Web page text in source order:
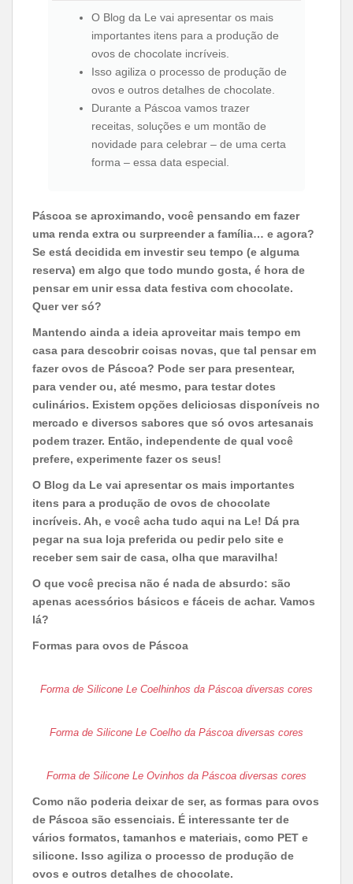
O Blog da Le vai apresentar os mais
importantes itens para a produção de
ovos de chocolate incríveis.
Isso agiliza o processo de produção de
ovos e outros detalhes de chocolate.
Durante a Páscoa vamos trazer
receitas, soluções e um montão de
novidade para celebrar – de uma certa
forma – essa data especial.
Páscoa se aproximando, você pensando em fazer
uma renda extra ou surpreender a família… e agora?
Se está decidida em investir seu tempo (e alguma
reserva) em algo que todo mundo gosta, é hora de
pensar em unir essa data festiva com chocolate.
Quer ver só?
Mantendo ainda a ideia aproveitar mais tempo em
casa para descobrir coisas novas, que tal pensar em
fazer ovos de Páscoa? Pode ser para presentear,
para vender ou, até mesmo, para testar dotes
culinários. Existem opções deliciosas disponíveis no
mercado e diversos sabores que só ovos artesanais
podem trazer. Então, independente de qual você
prefere, experimente fazer os seus!
O Blog da Le vai apresentar os mais importantes
itens para a produção de ovos de chocolate
incríveis. Ah, e você acha tudo aqui na Le! Dá pra
pegar na sua loja preferida ou pedir pelo site e
receber sem sair de casa, olha que maravilha!
O que você precisa não é nada de absurdo: são
apenas acessórios básicos e fáceis de achar. Vamos
lá?
Formas para ovos de Páscoa
Forma de Silicone Le Coelhinhos da Páscoa diversas cores
Forma de Silicone Le Coelho da Páscoa diversas cores
Forma de Silicone Le Ovinhos da Páscoa diversas cores
Como não poderia deixar de ser, as formas para ovos
de Páscoa são essenciais. É interessante ter de
vários formatos, tamanhos e materiais, como PET e
silicone. Isso agiliza o processo de produção de
ovos e outros detalhes de chocolate.